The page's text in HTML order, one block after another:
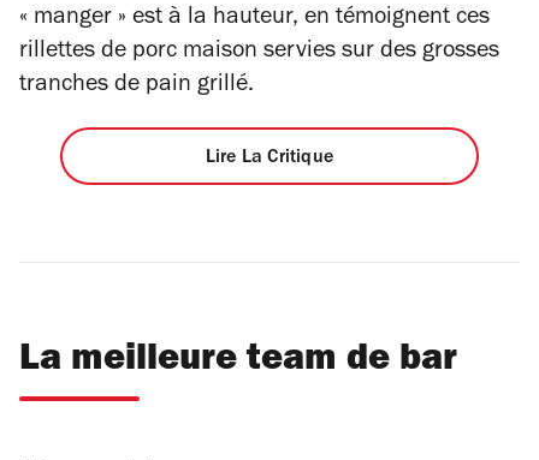
« manger » est à la hauteur, en témoignent ces
rillettes de porc maison servies sur des grosses
tranches de pain grillé.
Lire La Critique
La meilleure team de bar